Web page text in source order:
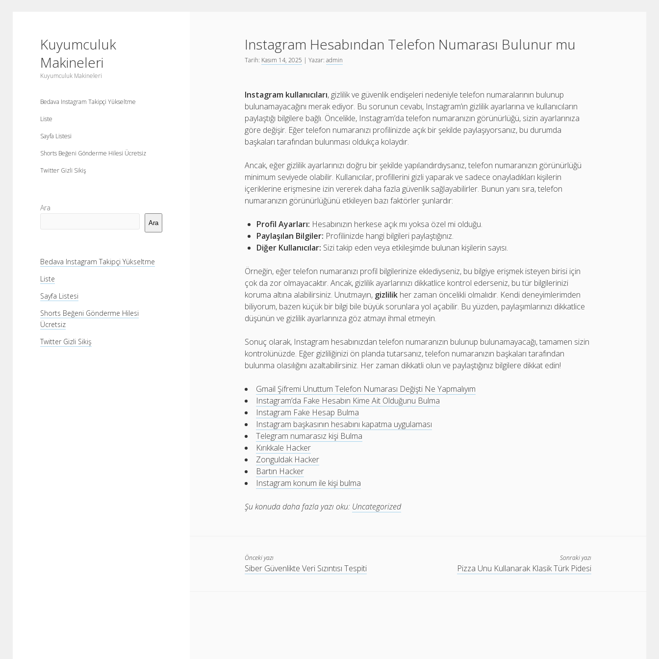
Kuyumculuk
Makineleri
Kuyumculuk Makineleri
Bedava Instagram Takipçi Yükseltme
Liste
Sayfa Listesi
Shorts Beğeni Gönderme Hilesi Ücretsiz
Twitter Gizli Sikiş
Yan
Menü
Ara
Ara
Bedava Instagram Takipçi Yükseltme
Liste
Sayfa Listesi
Shorts Beğeni Gönderme Hilesi
Ücretsiz
Twitter Gizli Sikiş
Instagram Hesabından Telefon Numarası Bulunur mu
Tarih: Kasım 14, 2025 | Yazar:admin
Instagram kullanıcıları, gizlilik ve güvenlik endişeleri nedeniyle telefon numaralarının bulunup
bulunamayacağını merak ediyor. Bu sorunun cevabı, Instagram’ın gizlilik ayarlarına ve kullanıcıların
paylaştığı bilgilere bağlı. Öncelikle, Instagram’da telefon numaranızın görünürlüğü, sizin ayarlarınıza
göre değişir. Eğer telefon numaranızı profilinizde açık bir şekilde paylaşıyorsanız, bu durumda
başkaları tarafından bulunması oldukça kolaydır.
Ancak, eğer gizlilik ayarlarınızı doğru bir şekilde yapılandırdıysanız, telefon numaranızın görünürlüğü
minimum seviyede olabilir. Kullanıcılar, profillerini gizli yaparak ve sadece onayladıkları kişilerin
içeriklerine erişmesine izin vererek daha fazla güvenlik sağlayabilirler. Bunun yanı sıra, telefon
numaranızın görünürlüğünü etkileyen bazı faktörler şunlardır:
Profil Ayarları: Hesabınızın herkese açık mı yoksa özel mi olduğu.
Paylaşılan Bilgiler: Profilinizde hangi bilgileri paylaştığınız.
Diğer Kullanıcılar: Sizi takip eden veya etkileşimde bulunan kişilerin sayısı.
Örneğin, eğer telefon numaranızı profil bilgilerinize eklediyseniz, bu bilgiye erişmek isteyen birisi için
çok da zor olmayacaktır. Ancak, gizlilik ayarlarınızı dikkatlice kontrol ederseniz, bu tür bilgilerinizi
koruma altına alabilirsiniz. Unutmayın, gizlilik her zaman öncelikli olmalıdır. Kendi deneyimlerimden
biliyorum, bazen küçük bir bilgi bile büyük sorunlara yol açabilir. Bu yüzden, paylaşımlarınızı dikkatlice
düşünün ve gizlilik ayarlarınıza göz atmayı ihmal etmeyin.
Sonuç olarak, Instagram hesabınızdan telefon numaranızın bulunup bulunamayacağı, tamamen sizin
kontrolünüzde. Eğer gizliliğinizi ön planda tutarsanız, telefon numaranızın başkaları tarafından
bulunma olasılığını azaltabilirsiniz. Her zaman dikkatli olun ve paylaştığınız bilgilere dikkat edin!
Gmail Şifremi Unuttum Telefon Numarası Değişti Ne Yapmalıyım
Instagram’da Fake Hesabın Kime Ait Olduğunu Bulma
Instagram Fake Hesap Bulma
Instagram başkasının hesabını kapatma uygulaması
Telegram numarasız kişi Bulma
Kırıkkale Hacker
Zonguldak Hacker
Bartın Hacker
Instagram konum ile kişi bulma
Şu konuda daha fazla yazı oku: Uncategorized
Önceki yazı
Siber Güvenlikte Veri Sızıntısı Tespiti
Sonraki yazı
Pizza Unu Kullanarak Klasik Türk Pidesi